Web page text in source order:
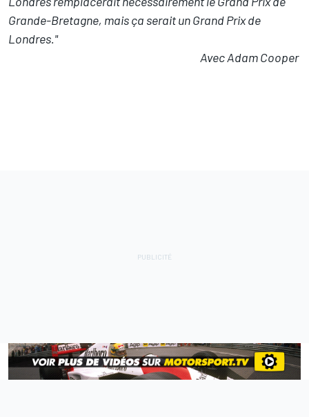
Grande-Bretagne, mais ça serait un Grand Prix de
Londres."
Avec Adam Cooper